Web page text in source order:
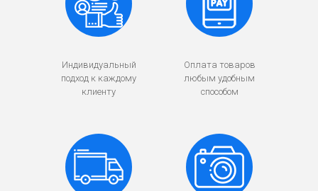
Индивидуальный
подход к каждому
клиенту
Оплата товаров
любым удобным
способом